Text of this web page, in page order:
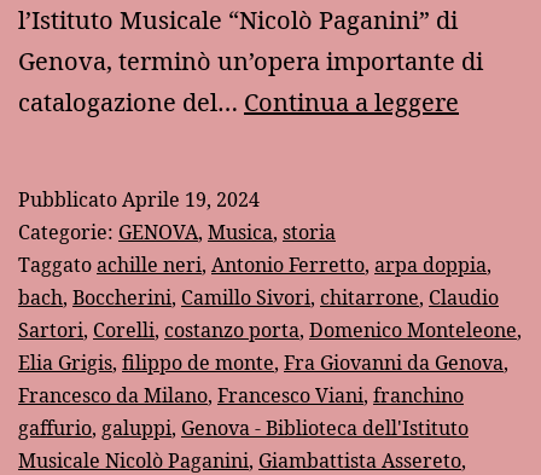
l’Istituto Musicale “Nicolò Paganini” di
Genova, terminò un’opera importante di
catalogazione del… Continua a leggere
PubblicatoAprile 19, 2024
Categorie: GENOVA, Musica, storia
Taggatoachille neri, Antonio Ferretto, arpa doppia,
bach, Boccherini, Camillo Sivori, chitarrone, Claudio
Sartori, Corelli, costanzo porta, Domenico Monteleone,
Elia Grigis, filippo de monte, Fra Giovanni da Genova,
Francesco da Milano, Francesco Viani, franchino
gaffurio, galuppi, Genova - Biblioteca dell'Istituto
Musicale Nicolò Paganini, Giambattista Assereto,